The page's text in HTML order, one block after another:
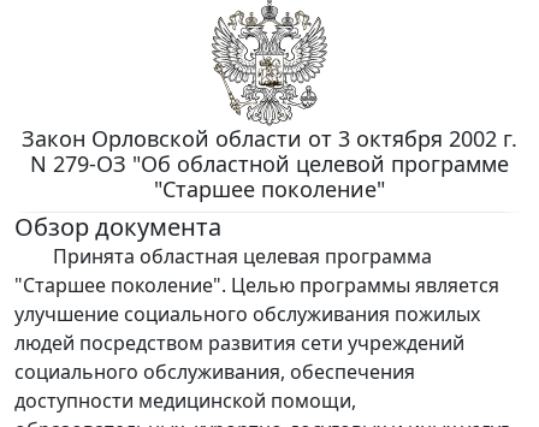
Закон Орловской области от 3 октября 2002 г.
N 279-ОЗ "Об областной целевой программе
"Старшее поколение"
Обзор документа
Принята областная целевая программа
"Старшее поколение". Целью программы является
улучшение социального обслуживания пожилых
людей посредством развития сети учреждений
социального обслуживания, обеспечения
доступности медицинской помощи,